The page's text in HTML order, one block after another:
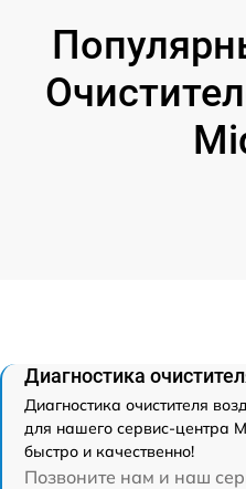
Диагностика
Диагностика очистителя
для нашего сервис-центра
быстро и качественно!
Позвоните нам и наш